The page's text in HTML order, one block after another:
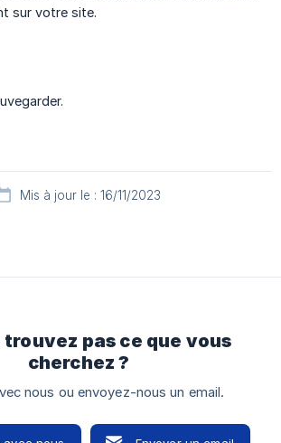
sur votre site.
Mis à jour le : 16/11/2023
trouvez pas ce que vous
cherchez ?
nous ou envoyez-nous un email.